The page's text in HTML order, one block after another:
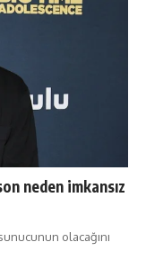
neden imkansız
olacağını